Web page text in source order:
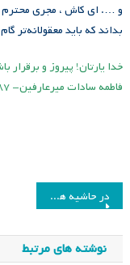
و …. ای کاش ، مجری محترم
بداند که باید معقولانه‌تر
خدا یارتان! پیروز و برقرار
فاطمه سادات میرعارفین- ۹/۲/۸۷
راهبری
نوشته
در حاشیه همایش هفتم
نوشته های مرتبط